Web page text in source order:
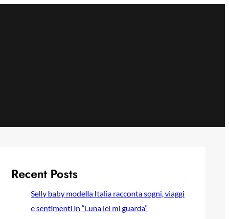
Recent Posts
Selly baby modella Italia racconta sogni, viaggi
e sentimenti in “Luna lei mi guarda”